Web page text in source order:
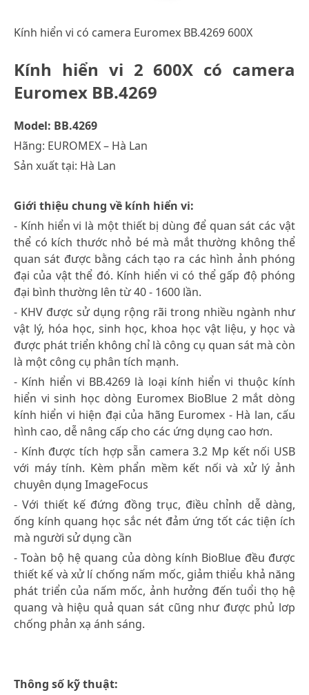
Kính hiển vi có camera Euromex BB.4269 600X
Kính hiển vi 2 600X có camera
Euromex BB.4269
Model: BB.4269
Hãng: EUROMEX – Hà Lan
Sản xuất tại: Hà Lan
Giới thiệu chung về kính hiển vi:
- Kính hiển vi là một thiết bị dùng để quan sát các vật
thể có kích thước nhỏ bé mà mắt thường không thể
quan sát được bằng cách tạo ra các hình ảnh phóng
đại của vật thể đó. Kính hiển vi có thể gấp độ phóng
đại bình thường lên từ 40 - 1600 lần.
- KHV được sử dụng rộng rãi trong nhiều ngành như
vật lý, hóa học, sinh học, khoa học vật liệu, y học và
được phát triển không chỉ là công cụ quan sát mà còn
là một công cụ phân tích mạnh.
- Kính hiển vi BB.4269 là loại kính hiển vi thuộc kính
hiển vi sinh học dòng Euromex BioBlue 2 mắt dòng
kính hiển vi hiện đại của hãng Euromex - Hà lan, cấu
hình cao, dễ nâng cấp cho các ứng dụng cao hơn.
- Kính được tích hợp sẵn camera 3.2 Mp kết nối USB
với máy tính. Kèm phẩn mềm kết nối và xử lý ảnh
chuyên dụng ImageFocus
- Với thiết kế đứng đồng trục, điều chỉnh dễ dàng,
ống kính quang học sắc nét đảm ứng tốt các tiện ích
mà người sử dụng cần
- Toàn bộ hệ quang của dòng kính BioBlue đều được
thiết kế và xử lí chống nấm mốc, giảm thiểu khả năng
phát triển của nấm mốc, ảnh hưởng đến tuổi thọ hệ
quang và hiệu quả quan sát cũng như được phủ lơp
chống phản xạ ánh sáng.
Thông số kỹ thuật: